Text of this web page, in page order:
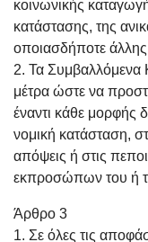
κοινωνικής
κατάστασης, της
οποιασδήποτε
2. Τα Συμβαλλόμενα
μέτρα ώστε να
έναντι κάθε μορφής
νομική κατάσταση,
απόψεις ή στις
εκπροσώπων του ή
Άρθρο 3
1. Σε όλες τις